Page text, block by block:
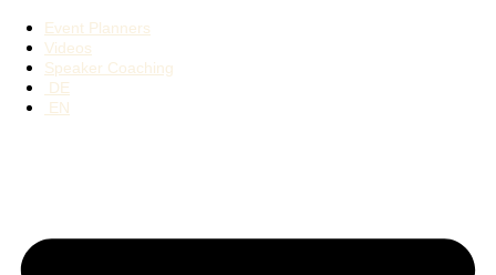
Event Planners
Videos
Speaker Coaching
DE
EN